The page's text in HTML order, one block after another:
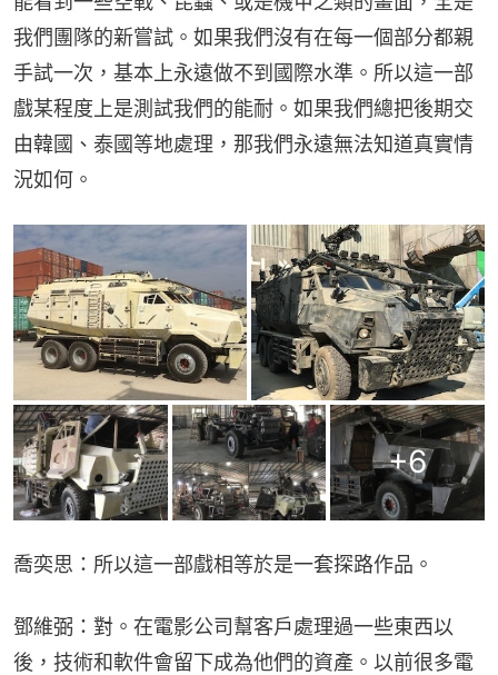
我們團隊的新嘗試。如果我們沒有在每一個部分都親
手試一次，基本上永遠做不到國際水準。所以這一部
戲某程度上是測試我們的能耐。如果我們總把後期交
由韓國、泰國等地處理，那我們永遠無法知道真實情
況如何。
+6
喬奕思：所以這一部戲相等於是一套探路作品。
鄧維弼：對。在電影公司幫客戶處理過一些東西以
後，技術和軟件會留下成為他們的資產。以前很多電